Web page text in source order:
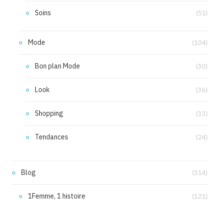
Soins (51)
Mode (104)
Bon plan Mode (30)
Look (36)
Shopping (33)
Tendances (24)
Blog (514)
1Femme, 1 histoire (121)